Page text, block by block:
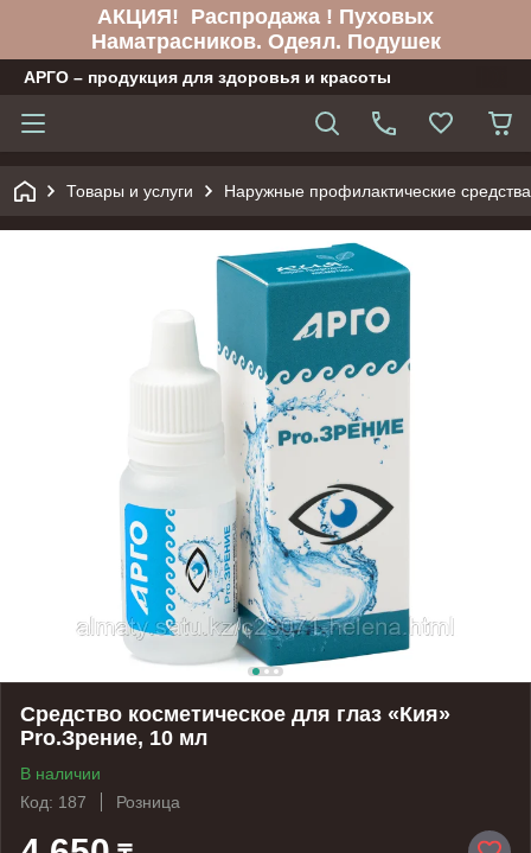
АКЦИЯ! Распродажа ! Пуховых
Наматрасников. Одеял. Подушек
АРГО – продукция для здоровья и красоты
Товары и услуги Наружные профилактические средства
Средство косметическое для глаз «Кия»
Pro.Зрение, 10 мл
В наличии
Код: 187
Розница